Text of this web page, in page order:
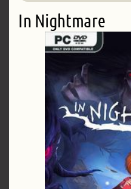
In Nightmare